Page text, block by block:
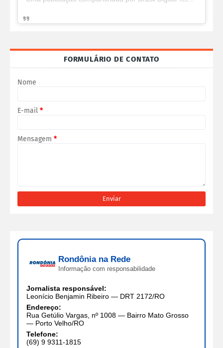
FORMULÁRIO DE CONTATO
Nome
E-mail *
Mensagem *
Rondônia na Rede
Informação com responsabilidade
Jornalista responsável:
Leonício Benjamin Ribeiro — DRT 2172/RO
Endereço:
Rua Getúlio Vargas, nº 1008 — Bairro Mato Grosso
— Porto Velho/RO
Telefone:
(69) 9 9311-1815